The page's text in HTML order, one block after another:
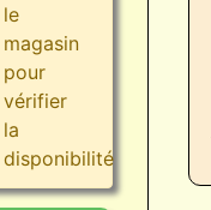
le
magasin
pour
vérifier
la
disponibilité